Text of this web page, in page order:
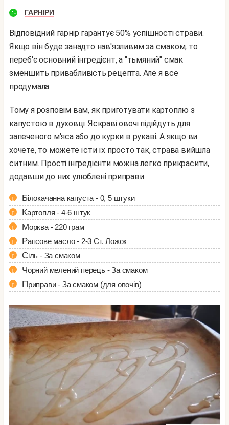
ГАРНІРИ
Відповідний гарнір гарантує 50% успішності страви.
Якщо він буде занадто нав'язливим за смаком, то
переб'є основний інгредієнт, а "тьмяний" смак
зменшить привабливість рецепта. Але я все
продумала.
Тому я розповім вам, як приготувати картоплю з
капустою в духовці. Яскраві овочі підійдуть для
запеченого м'яса або до курки в рукаві. А якщо ви
хочете, то можете їсти їх просто так, страва вийшла
ситним. Прості інгредієнти можна легко прикрасити,
додавши до них улюблені приправи.
Білокачанна капуста - 0, 5 штуки
Картопля - 4-6 штук
Морква - 220 грам
Рапсове масло - 2-3 Ст. Ложок
Сіль - За смаком
Чорний мелений перець - За смаком
Приправи - За смаком (для овочів)